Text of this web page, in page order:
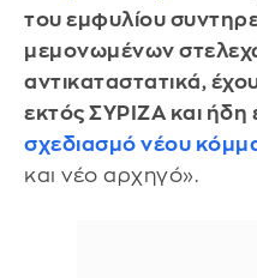
του εμφυλίου
μεμονωμένων
αντικαταστατικά,
εκτός ΣΥΡΙΖΑ και
σχεδιασμό νέου
και νέο αρχηγό».